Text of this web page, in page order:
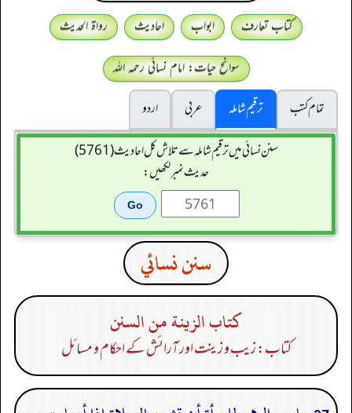
کتاب تعارف ابواب احادیث
رواۃ الحدیث
سوانح حیات: امام نسائی رحمہ اللہ
تمام کتب
ترقیم شاملہ عربی
اردو
سنن نسائی میں ترقیم شاملہ سے تلاش کل احادیث (5761)
حدیث نمبر لکھیں:
سنن نسائي
كتاب الزينة من السنن
کتاب: زیب و زینت اور آرائش کے احکام و مسائل